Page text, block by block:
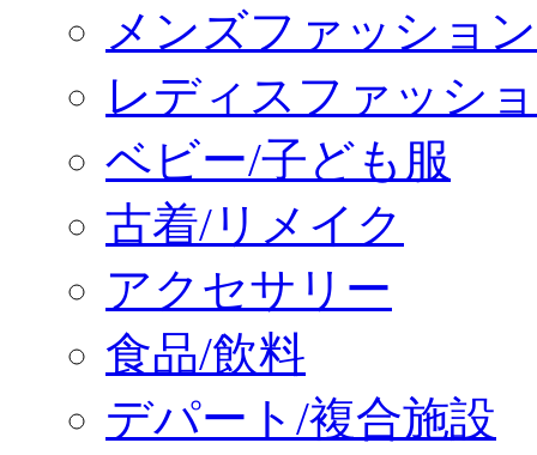
メンズファッション
レディスファッシ
ベビー/子ども服
古着/リメイク
アクセサリー
食品/飲料
デパート/複合施設